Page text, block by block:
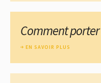
Comment porter
EN SAVOIR PLUS